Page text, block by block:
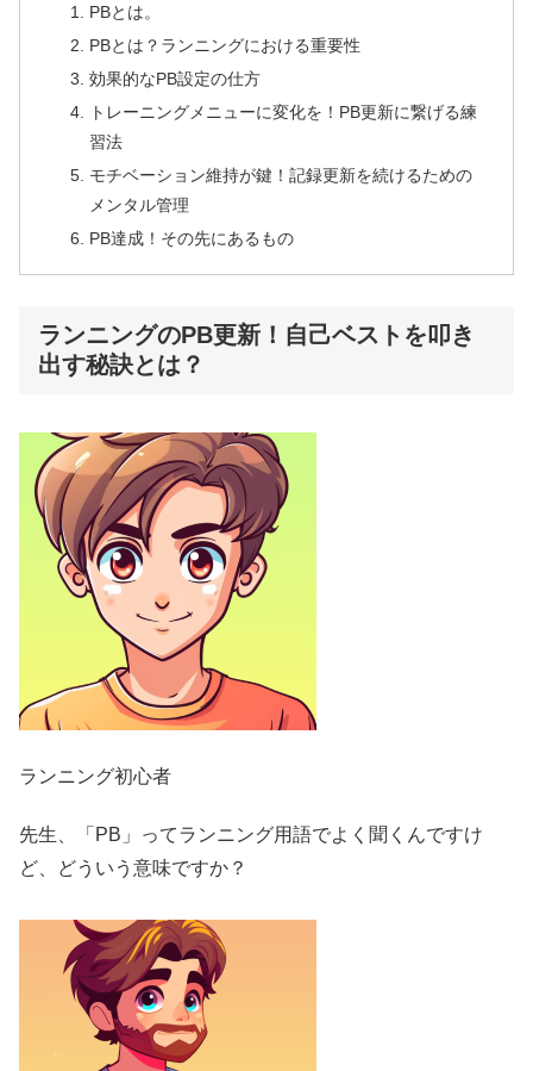
PBとは。
PBとは？ランニングにおける重要性
効果的なPB設定の仕方
トレーニングメニューに変化を！PB更新に繋げる練
習法
モチベーション維持が鍵！記録更新を続けるための
メンタル管理
PB達成！その先にあるもの
ランニングのPB更新！自己ベストを叩き
出す秘訣とは？
ランニング初心者
先生、「PB」ってランニング用語でよく聞くんですけ
ど、どういう意味ですか？